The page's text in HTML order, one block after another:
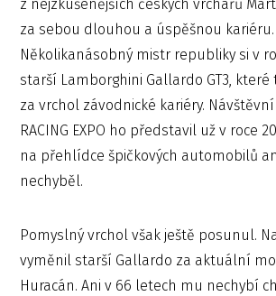
z nejzkušenějších českých vrchařů
za sebou dlouhou a úspěšnou kariéru.
Několikanásobný mistr republiky si v
starší Lamborghini Gallardo GT3,
za vrchol závodnické kariéry.
RACING EXPO ho představil už v roce
na přehlídce špičkových automobilů
nechyběl.
Pomyslný vrchol však ještě posunul.
vyměnil starší Gallardo za aktuální
Huracán. Ani v 66 letech mu nechybí